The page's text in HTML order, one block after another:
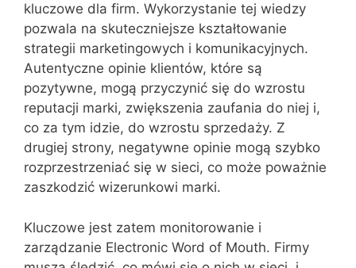
kluczowe dla firm. Wykorzystanie tej wiedzy
pozwala na skuteczniejsze kształtowanie
strategii marketingowych i komunikacyjnych.
Autentyczne opinie klientów, które są
pozytywne, mogą przyczynić się do wzrostu
reputacji marki, zwiększenia zaufania do niej i,
co za tym idzie, do wzrostu sprzedaży. Z
drugiej strony, negatywne opinie mogą szybko
rozprzestrzeniać się w sieci, co może poważnie
zaszkodzić wizerunkowi marki.
Kluczowe jest zatem monitorowanie i
zarządzanie Electronic Word of Mouth. Firmy